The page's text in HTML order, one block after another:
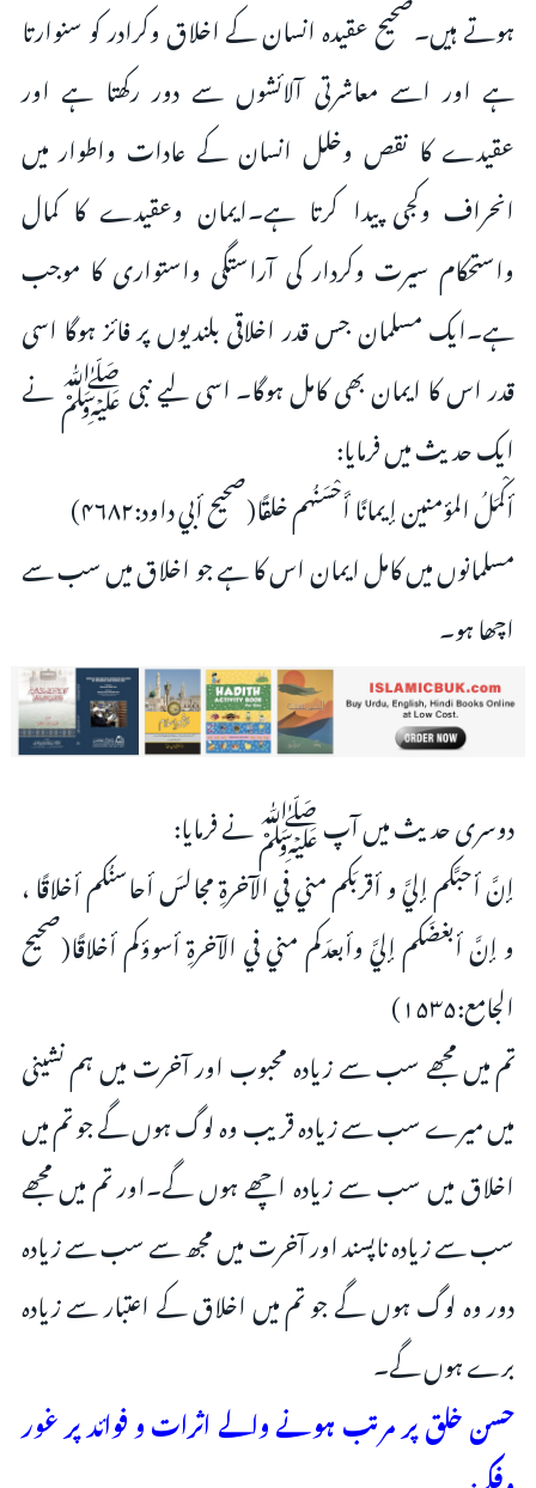
ہوتے ہیں۔صحیح عقیدہ انسان کے اخلاق وکرادر کو سنوارتا
ہے اور اسے معاشرتی آلائشوں سے دور رکھتا ہے اور
عقیدے کا نقص وخلل انسان کے عادات واطوار میں
انحراف وکجی پیدا کرتا ہے۔ایمان وعقیدے کا کمال
واستحکام سیرت وکردار کی آراستگی واستواری کا موجب
ہے۔ایک مسلمان جس قدر اخلاقی بلندیوں پر فائز ہوگا اسی
قدر اس کا ایمان بھی کامل ہوگا۔ اسی لیے نبی ﷺ نے
ایک حدیث میں فرمایا:
أكْمَلُ المؤمنين إيمانًا أَحْسَنُهم خلقًا(صحيح أبي داود:۴۶۸۲)
مسلمانوں میں کامل ایمان اس کا ہے جو اخلاق میں سب سے
اچھا ہو۔
دوسری حدیث میں آپ ﷺ نے فرمایا:
إنَّ أحبَّكم إليَّ و أقربَكم مني في الآخرةِ مجالسَ أحاسنُكم أخلاقًا ،
و إنَّ أبغضَكم إليَّ وأبعدَكم مني في الآخرةِ أسوؤكم أخلاقًا(صحيح
الجامع:۱۵۳۵)
تم میں مجھے سب سے زیادہ محبوب اور آخرت میں ہم نشینی
میں میرے سب سے زیادہ قریب وہ لوگ ہوں گے جو تم میں
اخلاق میں سب سے زیادہ اچھے ہوں گے۔اور تم میں مجھے
سب سے زیادہ ناپسند اور آخرت میں مجھ سے سب سے زیادہ
دور وہ لوگ ہوں گے جو تم میں اخلاق کے اعتبار سے زیادہ
برے ہوں گے۔
حسن خلق پر مرتب ہونے والے اثرات و فوائد پر غور